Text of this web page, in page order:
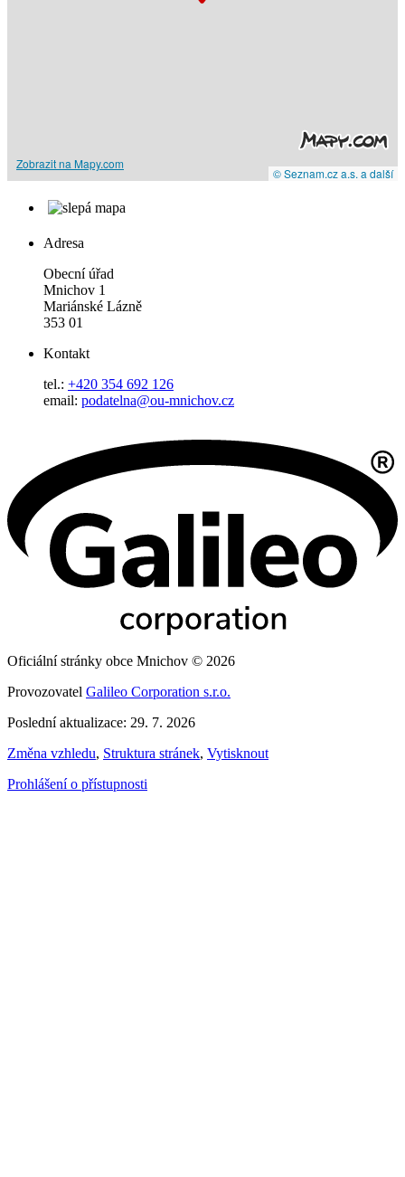
Zobrazit na Mapy.com
© Seznam.cz a.s. a další
Adresa
Obecní úřad
Mnichov 1
Mariánské Lázně
353 01
Kontakt
tel.: +420 354 692 126
email: podatelna@ou-mnichov.cz
Oficiální stránky obce Mnichov © 2026
Provozovatel Galileo Corporation s.r.o.
Poslední aktualizace: 29. 7. 2026
Změna vzhledu, Struktura stránek, Vytisknout
Prohlášení o přístupnosti